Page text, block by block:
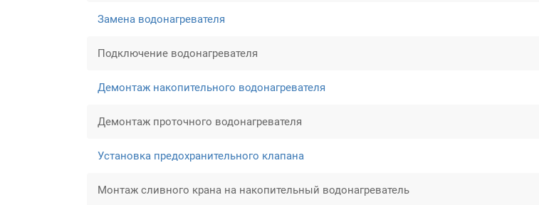
Замена водонагревателя
Подключение водонагревателя
Демонтаж накопительного водонагревателя
Демонтаж проточного водонагревателя
Установка предохранительного клапана
Монтаж сливного крана на накопительный водонагреватель